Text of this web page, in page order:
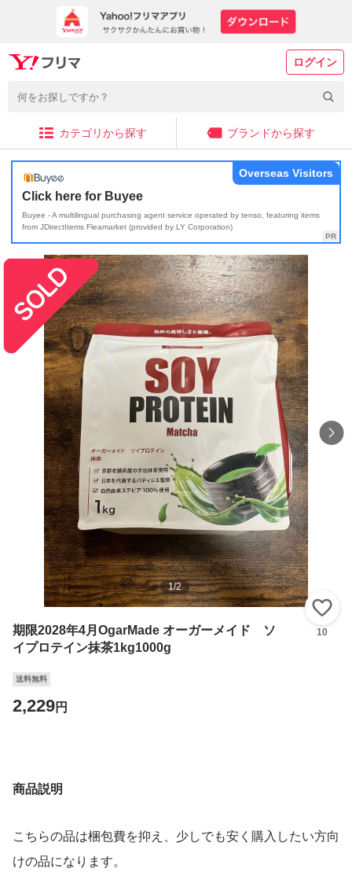
ログイン
カテゴリから探す ブランドから探す
Click here for Buyee
Buyee - A multilingual purchasing agent service operated by tenso, featuring items
from JDirectItems Fleamarket (provided by LY Corporation)
Overseas Visitors
1/2
期限2028年4月OgarMade オーガーメイド ソ
イプロテイン抹茶1kg1000g
10
送料無料
2,229円
商品説明
こちらの品は梱包費を抑え、少しでも安く購入したい方向
けの品になります。